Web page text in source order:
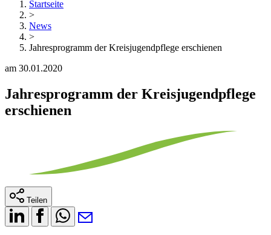
Startseite
>
News
>
Jahresprogramm der Kreisjugendpflege erschienen
am 30.01.2020
Jahresprogramm der Kreisjugendpflege
erschienen
Teilen